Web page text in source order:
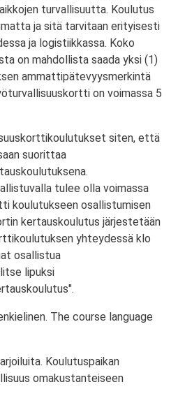
turvallisuutta. Koulutus
ja sitä tarvitaan erityisesti
ja logistiikkassa. Koko
on mahdollista saada yksi (1)
ammattipätevyysmerkintä
on voimassa 5
siten, että
suorittaa
tulee olla voimassa
koulutukseen osallistumisen
kertauskoulutus järjestetään
yhteydessä klo
osallistua
lipuksi
The course language
Koulutuspaikan
omakustanteiseen